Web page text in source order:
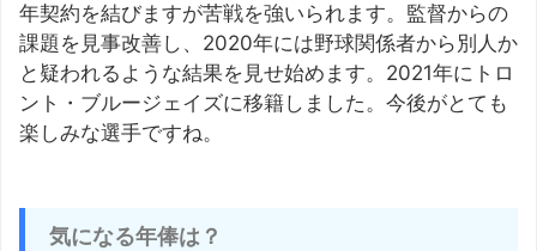
年契約を結びますが苦戦を強いられます。監督からの
課題を見事改善し、2020年には野球関係者から別人か
と疑われるような結果を見せ始めます。2021年にトロ
ント・ブルージェイズに移籍しました。今後がとても
楽しみな選手ですね。
気になる年俸は？